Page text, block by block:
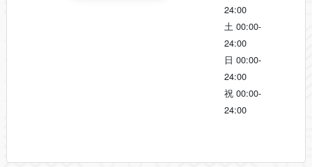
24:00
土 00:00-
24:00
日 00:00-
24:00
祝 00:00-
24:00